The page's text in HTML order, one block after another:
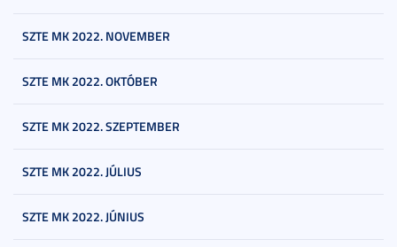
SZTE MK 2022. NOVEMBER
SZTE MK 2022. OKTÓBER
SZTE MK 2022. SZEPTEMBER
SZTE MK 2022. JÚLIUS
SZTE MK 2022. JÚNIUS